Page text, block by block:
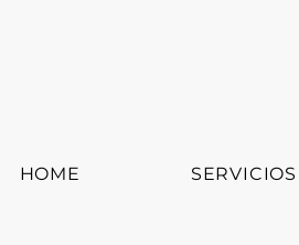
HOME SERVICIOS